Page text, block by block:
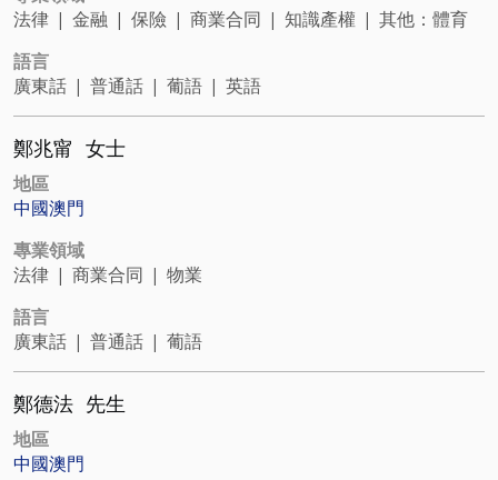
法律 | 金融 | 保險 | 商業合同 | 知識產權 | 其他：體育
語言
廣東話 | 普通話 | 葡語 | 英語
鄭兆甯 女士
地區
中國澳門
專業領域
法律 | 商業合同 | 物業
語言
廣東話 | 普通話 | 葡語
鄭德法 先生
地區
中國澳門